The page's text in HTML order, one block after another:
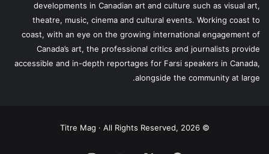
developments in Canadian art and culture such as visual art,
theatre, music, cinema and cultural events. Working coast to
coast, with an eye on the growing international engagement of
Canada’s art, the professional critics and journalists provide
accessible and in-depth reportages for Farsi speakers in Canada,
alongside the community at large.
© Titre Mag · All Rights Reserved, 2026